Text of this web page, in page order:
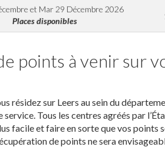
et Mar 29 Décembre 2026
Places disponibles
points à venir sur
résidez sur Leers au sein du
Tous les centres agréés par
facile et faire en sorte que vos points
de points ne sera